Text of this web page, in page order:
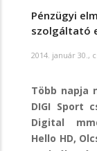
Pénzügyi
szolgáltató
2014. január 30.,
Több napja
DIGI Sport
Digital
Hello HD,